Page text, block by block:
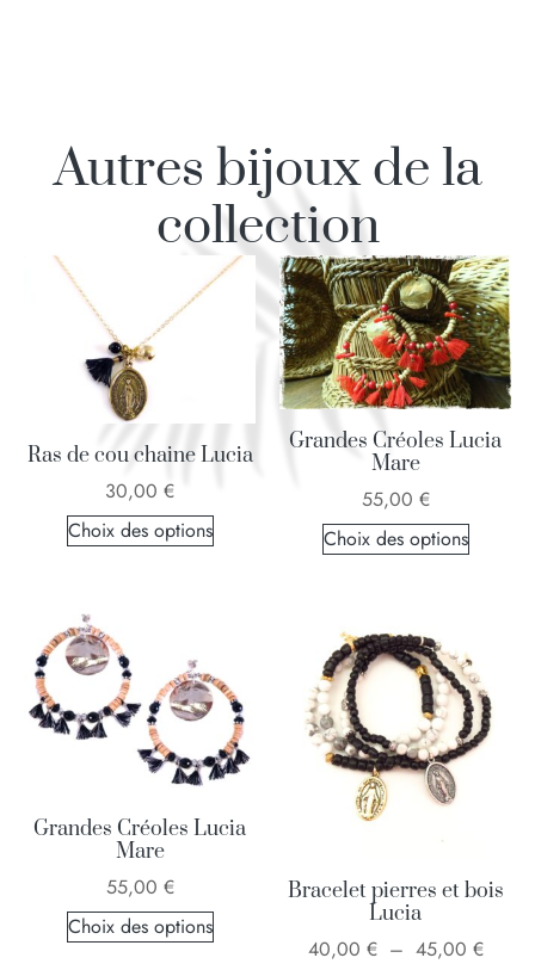
Autres bijoux de la
collection
Ras de cou chaine Lucia
30,00 €
Choix des options
Grandes Créoles Lucia
Mare
55,00 €
Choix des options
Grandes Créoles Lucia
Mare
55,00 €
Choix des options
Bracelet pierres et bois
Lucia
40,00 € – 45,00 €